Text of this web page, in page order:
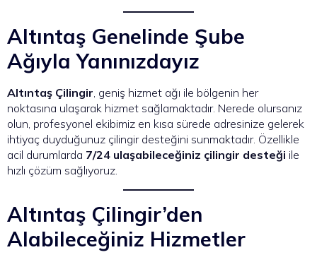
Altıntaş Genelinde Şube
Ağıyla Yanınızdayız
Altıntaş Çilingir , geniş hizmet ağı ile bölgenin her
noktasına ulaşarak hizmet sağlamaktadır. Nerede olursanız
olun, profesyonel ekibimiz en kısa sürede adresinize gelerek
ihtiyaç duyduğunuz çilingir desteğini sunmaktadır. Özellikle
acil durumlarda 7/24 ulaşabileceğiniz çilingir desteği ile
hızlı çözüm sağlıyoruz.
Altıntaş Çilingir’den
Alabileceğiniz Hizmetler